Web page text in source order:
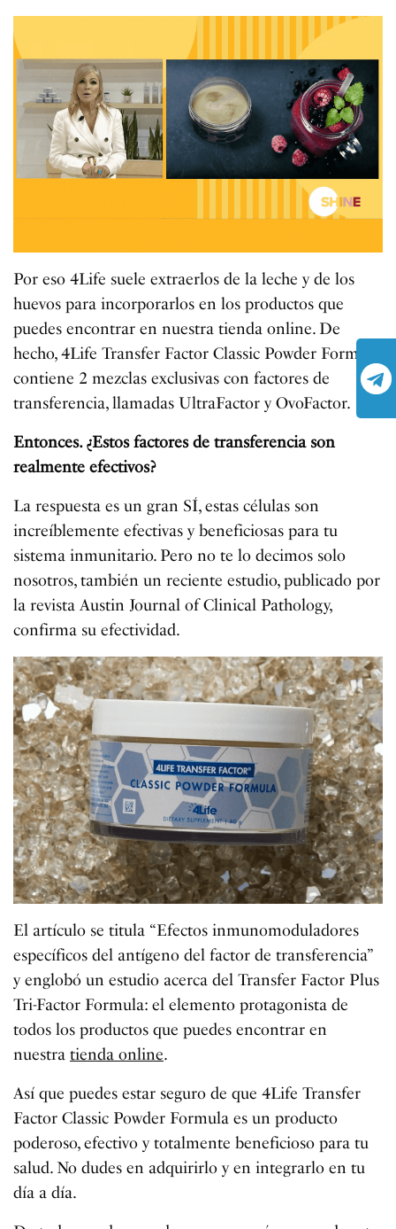
Por eso 4Life suele extraerlos de la leche y de los
huevos para incorporarlos en los productos que
puedes encontrar en nuestra tienda online. De
hecho, 4Life Transfer Factor Classic Powder Formula
contiene 2 mezclas exclusivas con factores de
transferencia, llamadas UltraFactor y OvoFactor.
Entonces. ¿Estos factores de transferencia son
realmente efectivos?
La respuesta es un gran SÍ, estas células son
increíblemente efectivas y beneficiosas para tu
sistema inmunitario. Pero no te lo decimos solo
nosotros, también un reciente estudio, publicado por
la revista Austin Journal of Clinical Pathology,
confirma su efectividad.
El artículo se titula “Efectos inmunomoduladores
específicos del antígeno del factor de transferencia”
y englobó un estudio acerca del Transfer Factor Plus
Tri-Factor Formula: el elemento protagonista de
todos los productos que puedes encontrar en
nuestratienda online.
Así que puedes estar seguro de que 4Life Transfer
Factor Classic Powder Formula es un producto
poderoso, efectivo y totalmente beneficioso para tu
salud. No dudes en adquirirlo y en integrarlo en tu
día a día.